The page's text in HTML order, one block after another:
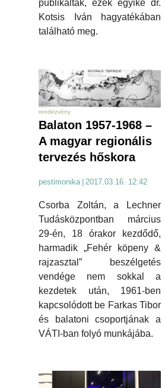
publikálták, ezek egyike dr.
Kotsis Iván hagyatékában
található meg.
rendezvény
Balaton 1957-1968 –
A magyar regionális
tervezés hőskora
pestimonika 2017.03.16. 12:42
Csorba Zoltán, a Lechner
Tudásközpontban március
29-én, 18 órakor kezdődő,
harmadik „Fehér köpeny &
rajzasztal” beszélgetés
vendége nem sokkal a
kezdetek után, 1961-ben
kapcsolódott be Farkas Tibor
és balatoni csoportjának a
VÁTI-ban folyó munkájába.